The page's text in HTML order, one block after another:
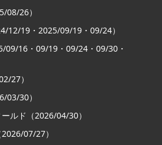
08/26）
12/19・2025/09/19・09/24）
09/16・09/19・09/24・09/30・
27）
03/30）
ルド（2026/04/30）
07/27）